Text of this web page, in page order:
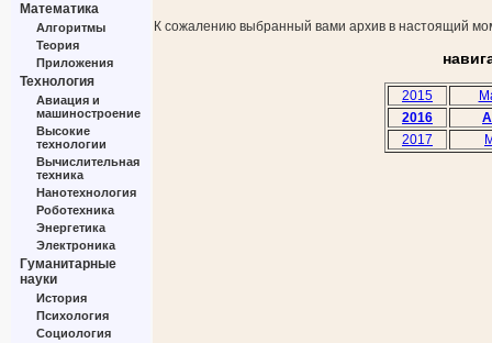
Математика
Алгоритмы
Теория
Приложения
Технология
Авиация и
машиностроение
Высокие
технологии
Вычислительная
техника
Нанотехнология
Роботехника
Энергетика
Электроника
Гуманитарные
науки
История
Психология
Социология
К сожалению выбранный вами архив в настоящий
2015
2016
2017